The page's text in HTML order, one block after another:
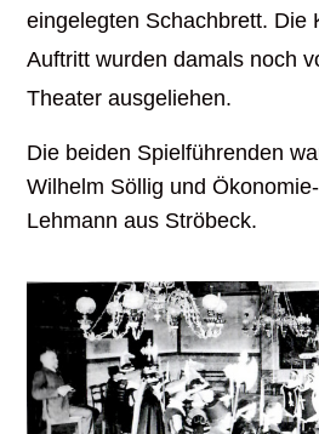
eingelegten Schachbrett. Die
Auftritt wurden damals noch
Theater ausgeliehen.
Die beiden Spielführenden
Wilhelm Söllig und
Lehmann aus Ströbeck.